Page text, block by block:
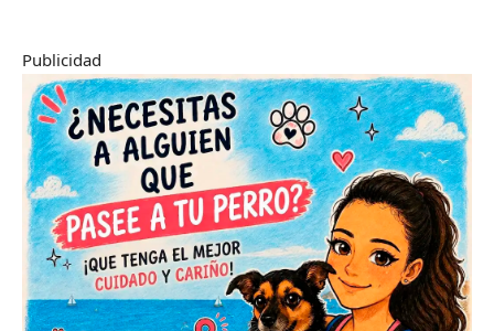
Publicidad